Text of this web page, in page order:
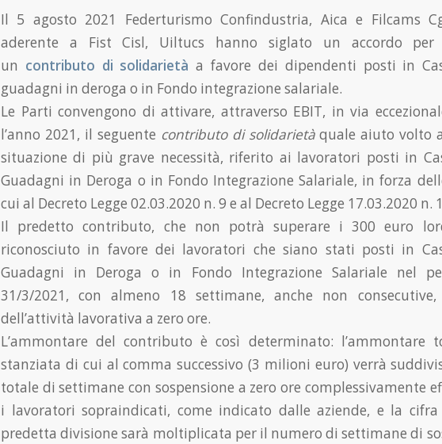
Il 5 agosto 2021 Federturismo Confindustria, Aica e Filcams
aderente a Fist Cisl, Uiltucs hanno siglato un accordo per
un contributo di solidarietà a favore dei dipendenti posti in
guadagni in deroga o in Fondo integrazione salariale.
Le Parti convengono di attivare, attraverso EBIT, in via
l’anno 2021, il seguente contributo di solidarietàquale aiuto volto
situazione di più grave necessità, riferito ai lavoratori posti in
Guadagni in Deroga o in Fondo Integrazione Salariale, in forza
cui al Decreto Legge 02.03.2020 n. 9 e al Decreto Legge 17.03.2020 n.
Il predetto contributo, che non potrà superare i 300 euro
riconosciuto in favore dei lavoratori che siano stati posti in
Guadagni in Deroga o in Fondo Integrazione Salariale nel
31/3/2021, con almeno 18 settimane, anche non consecutive,
dell’attività lavorativa a zero ore.
L’ammontare del contributo è così determinato: l’ammontare
stanziata di cui al comma successivo (3 milioni euro) verrà
totale di settimane con sospensione a zero ore complessivamente
i lavoratori sopraindicati, come indicato dalle aziende, e la
predetta divisione sarà moltiplicata per il numero di settimane di